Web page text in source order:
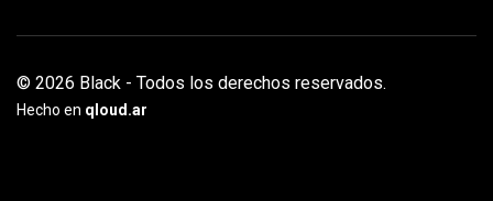
© 2026 Black - Todos los derechos reservados.
Hecho en qloud.ar